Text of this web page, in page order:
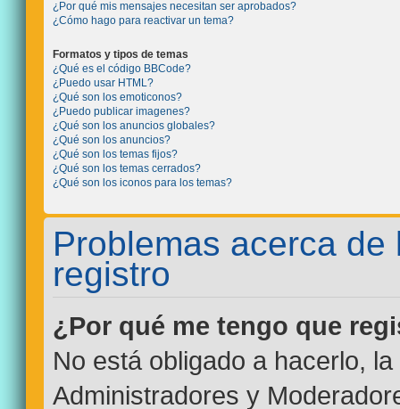
¿Por qué mis mensajes necesitan ser aprobados?
¿Cómo hago para reactivar un tema?
Formatos y tipos de temas
¿Qué es el código BBCode?
¿Puedo usar HTML?
¿Qué son los emoticonos?
¿Puedo publicar imagenes?
¿Qué son los anuncios globales?
¿Qué son los anuncios?
¿Qué son los temas fijos?
¿Qué son los temas cerrados?
¿Qué son los iconos para los temas?
Problemas acerca
registro
¿Por qué me tengo que
No está obligado a hacerlo,
Administradores y